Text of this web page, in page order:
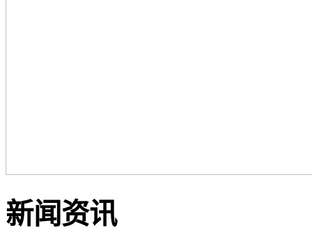
新闻资讯